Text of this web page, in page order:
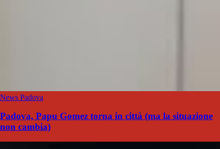
News Padova
Padova, Papu Gomez torna in città (ma la situazione
non cambia)